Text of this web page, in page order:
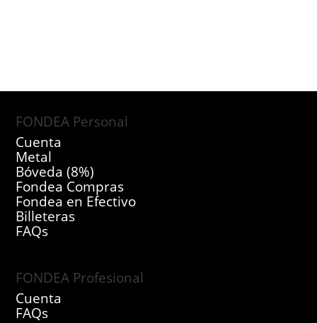
FONDEA Personal
Cuenta
Metal
Bóveda (8%)
Fondea Compras
Fondea en Efectivo
Billeteras
FAQs
FONDEA Profesional
Cuenta
FAQs